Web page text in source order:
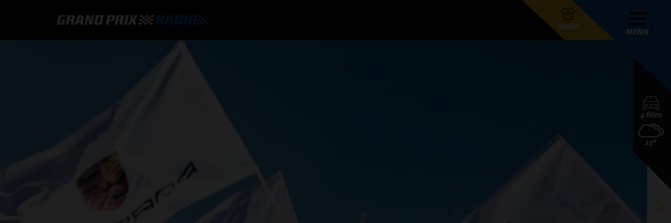
SHOP
MENU
4 files
17°